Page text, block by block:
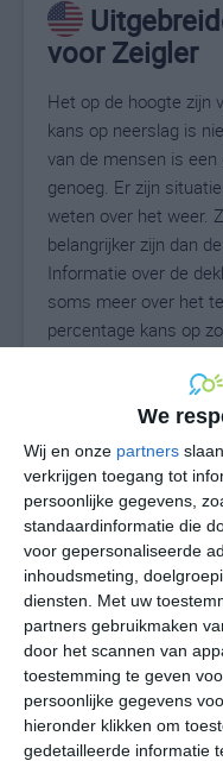
We
Wij en onze partners
verkrijgen toegang tot
persoonlijke gegevens,
standaardinformatie die
voor gepersonaliseerde
inhoudsmeting,
diensten.
Met uw
partners gebruikmaken
door het scannen van
toestemming te geven
persoonlijke gegevens
hieronder klikken om
gedetailleerde informatie
voor Zeigler
Het op de hoogte zijn
kans op neerslag is
van de mensen is
genoeg. Er zijn
weten over het weer.
belangrijker zijn dan
Informatie over de
soms meer over het
percentage kans op
26°C
vr
32° 21°
za
32°
21°C 24°C